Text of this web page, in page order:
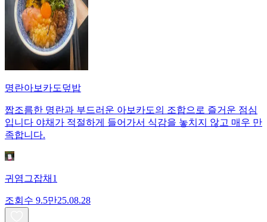
명란아보카도덮밥
짭조름한 명란과 부드러운 아보카도의 조합으로 즐거운 점심
입니다 야채가 적절하게 들어가서 식감을 놓치지 않고 매우 만
족합니다.
귀염그잡채1
조회수 9.5만25.08.28